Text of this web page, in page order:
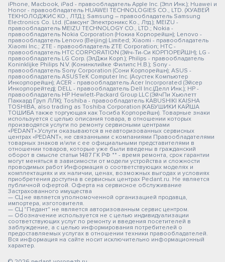
iPhone, Macbook, iPad - правообладатель Apple Inc. (Эпл Инк.); Huawei и
Honor - правообладатель HUAWEI TECHNOLOGIES CO., LTD. (ХУАВЕЙ
ТЕКНОЛОДЖИС КО., ЛТД.); Samsung – правообладатель Samsung
Electronics Co. Ltd. (Самсунг Электроникс Ко., Лтд.); MEIZU -
правообладатель MEIZU TECHNOLOGY CO., LTD.; Nokia -
правообладатель Nokia Corporation (Нокиа Корпорейшн); Lenovo -
правообладатель Lenovo (Beijing) Limited; Xiaomi - правообладатель
Xiaomi Inc.; ZTE - правообладатель ZTE Corporation; HTC -
правообладатель HTC CORPORATION (Эйч-Ти-Си КОРПОРЕЙШН); LG -
правообладатель LG Corp. (ЭлДжи Корп.); Philips - правообладатель
Koninklijke Philips N.V. (Конинклийке Филипс Н.В.); Sony -
правообладатель Sony Corporation (Сони Корпорейшн); ASUS -
правообладатель ASUSTeK Computer Inc. (Асустек Компьютер
Инкорпорейшн); ACER - правообладатель Acer Incorporated (Эйсер
Инкорпорейтед); DELL - правообладатель Dell Inc.(Делл Инк.); HP -
правообладатель HP Hewlett-Packard Group LLC (ЭйчПи Хьюлетт
Паккард Груп ЛЛК); Toshiba - правообладатель KABUSHIKI KAISHA
TOSHIBA, also trading as Toshiba Corporation (КАБУШИКИ КАЙША
ТОШИБА также торгующая как Тосиба Корпорейшн). Товарные знаки
используется с целью описания товара, в отношении которых
производятся услуги по ремонту сервисными центрами
«PEDANT».Услуги оказываются в неавторизованных сервисных
центрах «PEDANT», не связанными с компаниями Правообладателями
товарных знаков и/или с ее официальными представителями в
отношении товаров, которые уже были введены в гражданский
оборот в смысле статьи 1487 ГК РФ ** - время ремонта, срок гарантии
могут меняться в зависимости от модели устройства и сложности
проводимых работ Информация о соответствующих моделях и
комплектациях и их наличии, ценах, возможных выгодах и условиях
приобретения доступна в сервисных центрах Pedant.ru. Не является
публичной офертой. Оферта на сервисное обслуживание
Застрахованного имущества
— СЦ не является уполномоченной организацией продавца,
импортера, изготовителя.
— СЦ "Педант" не является авторизованным сервис центром.
— Обозначение используется не с целью индивидуализации
соответствующих услуг по ремонту и введения посетителей в
заблуждение, а с целью информирования потребителей о
предоставляемых услугах в отношении техники правообладателей.
Вся информация на сайте носит исключительно информационный
характер.